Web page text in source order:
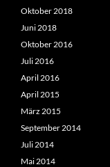
Oktober 2018
Juni 2018
Oktober 2016
Juli 2016
April 2016
April 2015
März 2015
September 2014
Juli 2014
Mai 2014